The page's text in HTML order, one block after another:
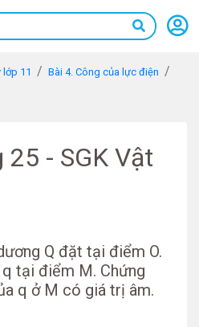
lớp 11
Bài 4. Công của lực điện
25 - SGK Vật
Q đặt tại điểm O.
tại điểm M. Chứng
q ở M có giá trị âm.